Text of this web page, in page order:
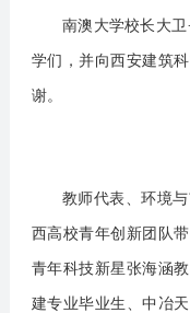
南澳大学校长大
学们，并向西安建筑
谢。
教师代表、环境
西高校青年创新团队
青年科技新星张海涵
建专业毕业生、中冶